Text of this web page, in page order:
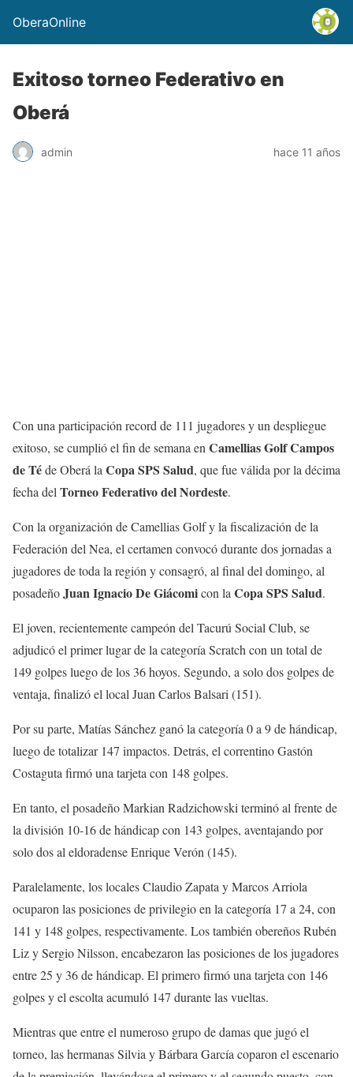
OberaOnline
Exitoso torneo Federativo en
Oberá
admin hace 11 años
Con una participación record de 111 jugadores y un despliegue
exitoso, se cumplió el fin de semana en Camellias Golf Campos
de Téde Oberá la Copa SPS Salud, que fue válida por la décima
fecha del Torneo Federativo del Nordeste.
Con la organización de Camellias Golf y la fiscalización de la
Federación del Nea, el certamen convocó durante dos jornadas a
jugadores de toda la región y consagró, al final del domingo, al
posadeñoJuan Ignacio De Giácomicon la Copa SPS Salud.
El joven, recientemente campeón del Tacurú Social Club, se
adjudicó el primer lugar de la categoría Scratch con un total de
149 golpes luego de los 36 hoyos. Segundo, a solo dos golpes de
ventaja, finalizó el local Juan Carlos Balsari (151).
Por su parte, Matías Sánchez ganó la categoría 0 a 9 de hándicap,
luego de totalizar 147 impactos. Detrás, el correntino Gastón
Costaguta firmó una tarjeta con 148 golpes.
En tanto, el posadeño Markian Radzichowski terminó al frente de
la división 10-16 de hándicap con 143 golpes, aventajando por
solo dos al eldoradense Enrique Verón (145).
Paralelamente, los locales Claudio Zapata y Marcos Arriola
ocuparon las posiciones de privilegio en la categoría 17 a 24, con
141 y 148 golpes, respectivamente. Los también obereños Rubén
Liz y Sergio Nilsson, encabezaron las posiciones de los jugadores
entre 25 y 36 de hándicap. El primero firmó una tarjeta con 146
golpes y el escolta acumuló 147 durante las vueltas.
Mientras que entre el numeroso grupo de damas que jugó el
torneo, las hermanas Silvia y Bárbara García coparon el escenario